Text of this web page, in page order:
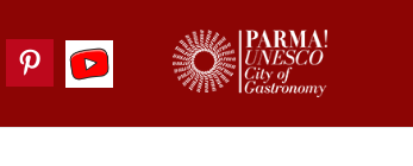
Pinterest
YouTube
-
Musei